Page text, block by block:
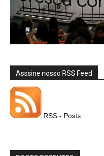
Asssine nosso RSS Feed
RSS - Posts